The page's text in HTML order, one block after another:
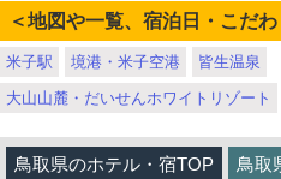
＜地図や一覧、宿泊日・こだ
米子駅 境港・米子空港
皆生温泉
大山山麓・だいせんホワイトリゾート
鳥取県のホテル・宿TOP 鳥取